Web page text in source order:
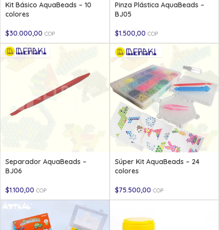
Kit Básico AquaBeads – 10
colores
$30.000,00 COP
Pinza Plástica AquaBeads –
BJ05
$1.500,00 COP
Separador AquaBeads –
BJ06
$1.100,00 COP
Súper Kit AquaBeads – 24
colores
$75.500,00 COP